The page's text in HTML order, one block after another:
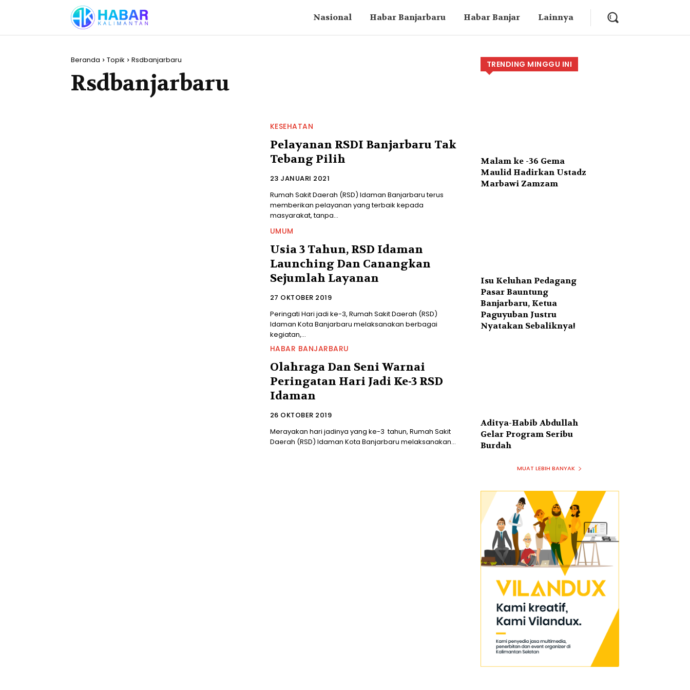
Nasional Habar Banjarbaru Habar Banjar Lainnya
Beranda Topik Rsdbanjarbaru
Rsdbanjarbaru
KESEHATAN
Pelayanan RSDI Banjarbaru Tak
Tebang Pilih
23 JANUARI 2021
Rumah Sakit Daerah (RSD) Idaman Banjarbaru terus
memberikan pelayanan yang terbaik kepada
masyarakat, tanpa...
UMUM
Usia 3 Tahun, RSD Idaman
Launching Dan Canangkan
Sejumlah Layanan
27 OKTOBER 2019
Peringati Hari jadi ke-3, Rumah Sakit Daerah (RSD)
Idaman Kota Banjarbaru melaksanakan berbagai
kegiatan,...
HABAR BANJARBARU
Olahraga Dan Seni Warnai
Peringatan Hari Jadi Ke-3 RSD
Idaman
26 OKTOBER 2019
Merayakan hari jadinya yang ke-3 tahun, Rumah Sakit
Daerah (RSD) Idaman Kota Banjarbaru melaksanakan...
TRENDING MINGGU INI
Malam ke -36 Gema
Maulid Hadirkan Ustadz
Marbawi Zamzam
Isu Keluhan Pedagang
Pasar Bauntung
Banjarbaru, Ketua
Paguyuban Justru
Nyatakan Sebaliknya!
Aditya-Habib Abdullah
Gelar Program Seribu
Burdah
MUAT LEBIH BANYAK